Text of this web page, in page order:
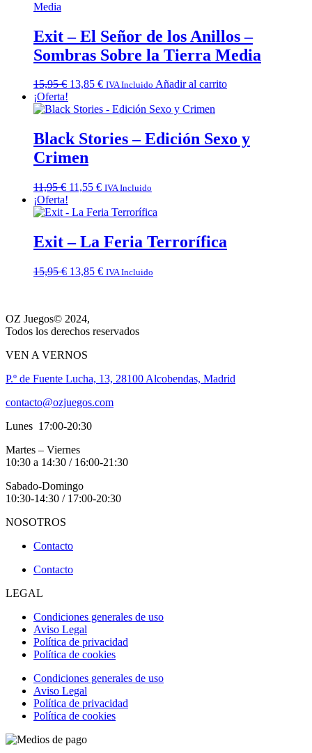
Exit – El Señor de los Anillos –
Sombras Sobre la Tierra Media
15,95€ El
original
15,95 €.
13,85 €El
actual
13,85 €.
IVA Incluido Añadir al carrito
¡Oferta!
Black Stories – Edición Sexo y
Crimen
11,95€ El
original
11,95 €.
11,55 €El
actual
11,55 €.
IVA Incluido
¡Oferta!
Exit – La Feria Terrorífica
15,95€ El
15,95 €.
13,85 €ElIVA Incluido
OZ Juegos© 2024,
Todos los derechos reservados
VEN A VERNOS
P.º de Fuente Lucha, 13, 28100 Alcobendas, Madrid
contacto@ozjuegos.com
Lunes 17:00-20:30
Martes – Viernes
10:30 a 14:30 / 16:00-21:30
Sabado-Domingo
10:30-14:30 / 17:00-20:30
NOSOTROS
Contacto
Contacto
LEGAL
Condiciones generales de uso
Aviso Legal
Política de privacidad
Política de cookies
Condiciones generales de uso
Aviso Legal
Política de privacidad
Política de cookies